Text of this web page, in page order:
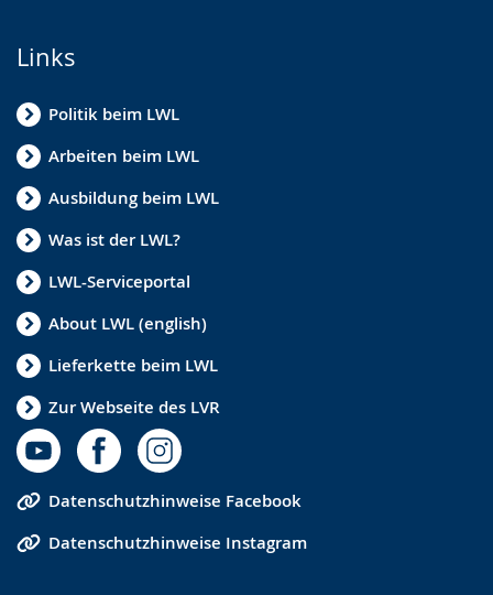
Links
Politik beim LWL
Arbeiten beim LWL
Ausbildung beim LWL
Was ist der LWL?
LWL-Serviceportal
About LWL (english)
Lieferkette beim LWL
Zur Webseite des LVR
Datenschutzhinweise Facebook
Datenschutzhinweise Instagram